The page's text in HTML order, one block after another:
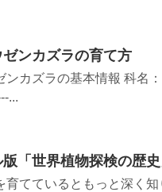
ンカズラの育て方
ンカズラの基本情報 科
...
「世界植物探検の歴
育てているともっと深く